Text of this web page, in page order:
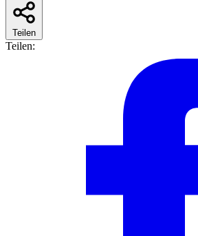
Teilen
Teilen: